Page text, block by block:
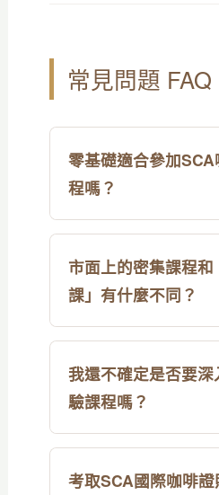
常見問題 FAQ
零基礎適合參加
程嗎？
市面上的密集課程和
課」有什麼不同？
我還不確定是否要
驗課程嗎？
考取SCA國際咖啡